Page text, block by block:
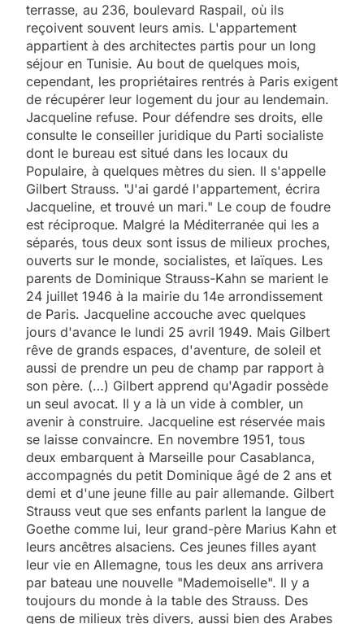
terrasse, au 236, boulevard Raspail, où ils
reçoivent souvent leurs amis. L'appartement
appartient à des architectes partis pour un long
séjour en Tunisie. Au bout de quelques mois,
cependant, les propriétaires rentrés à Paris exigent
de récupérer leur logement du jour au lendemain.
Jacqueline refuse. Pour défendre ses droits, elle
consulte le conseiller juridique du Parti socialiste
dont le bureau est situé dans les locaux du
Populaire, à quelques mètres du sien. Il s'appelle
Gilbert Strauss. "J'ai gardé l'appartement, écrira
Jacqueline, et trouvé un mari." Le coup de foudre
est réciproque. Malgré la Méditerranée qui les a
séparés, tous deux sont issus de milieux proches,
ouverts sur le monde, socialistes, et laïques. Les
parents de Dominique Strauss-Kahn se marient le
24 juillet 1946 à la mairie du 14e arrondissement
de Paris. Jacqueline accouche avec quelques
jours d'avance le lundi 25 avril 1949. Mais Gilbert
rêve de grands espaces, d'aventure, de soleil et
aussi de prendre un peu de champ par rapport à
son père. (…) Gilbert apprend qu'Agadir possède
un seul avocat. Il y a là un vide à combler, un
avenir à construire. Jacqueline est réservée mais
se laisse convaincre. En novembre 1951, tous
deux embarquent à Marseille pour Casablanca,
accompagnés du petit Dominique âgé de 2 ans et
demi et d'une jeune fille au pair allemande. Gilbert
Strauss veut que ses enfants parlent la langue de
Goethe comme lui, leur grand-père Marius Kahn et
leurs ancêtres alsaciens. Ces jeunes filles ayant
leur vie en Allemagne, tous les deux ans arrivera
par bateau une nouvelle "Mademoiselle". Il y a
toujours du monde à la table des Strauss. Des
gens de milieux très divers, aussi bien des Arabes